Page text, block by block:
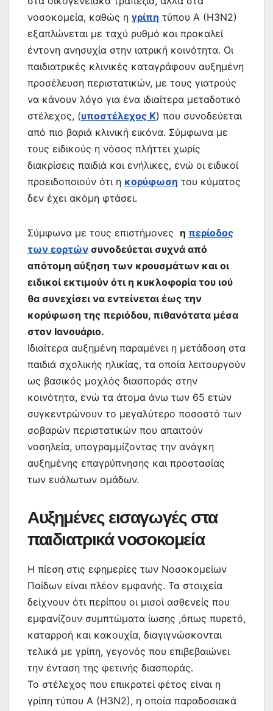
νοσοκομεία, καθώς η γρίπη τύπου Α (Η3Ν2)
εξαπλώνεται με ταχύ ρυθμό και προκαλεί
έντονη ανησυχία στην ιατρική κοινότητα. Οι
παιδιατρικές κλινικές καταγράφουν αυξημένη
προσέλευση περιστατικών, με τους γιατρούς
να κάνουν λόγο για ένα ιδιαίτερα μεταδοτικό
στέλεχος, (υποστέλεχος Κ) που συνοδεύεται
από πιο βαριά κλινική εικόνα. Σύμφωνα με
τους ειδικούς η νόσος πλήττει χωρίς
διακρίσεις παιδιά και ενήλικες, ενώ οι ειδικοί
προειδοποιούν ότι η κορύφωση του κύματος
δεν έχει ακόμη φτάσει.
Σύμφωνα με τους επιστήμονες η περίοδος
των εορτών συνοδεύεται συχνά από
απότομη αύξηση των κρουσμάτων και οι
ειδικοί εκτιμούν ότι η κυκλοφορία του ιού
θα συνεχίσει να εντείνεται έως την
κορύφωση της περιόδου, πιθανότατα μέσα
στον Ιανουάριο.
Ιδιαίτερα αυξημένη παραμένει η μετάδοση στα
παιδιά σχολικής ηλικίας, τα οποία λειτουργούν
ως βασικός μοχλός διασποράς στην
κοινότητα, ενώ τα άτομα άνω των 65 ετών
συγκεντρώνουν το μεγαλύτερο ποσοστό των
σοβαρών περιστατικών που απαιτούν
νοσηλεία, υπογραμμίζοντας την ανάγκη
αυξημένης επαγρύπνησης και προστασίας
των ευάλωτων ομάδων.
Αυξημένες εισαγωγές στα
παιδιατρικά νοσοκομεία
Η πίεση στις εφημερίες των Νοσοκομείων
Παίδων είναι πλέον εμφανής. Τα στοιχεία
δείχνουν ότι περίπου οι μισοί ασθενείς που
εμφανίζουν συμπτώματα ίωσης ,όπως πυρετό,
καταρροή και κακουχία, διαγιγνώσκονται
τελικά με γρίπη, γεγονός που επιβεβαιώνει
την ένταση της φετινής διασποράς.
Το στέλεχος που επικρατεί φέτος είναι η
γρίπη τύπου Α (Η3Ν2), η οποία παραδοσιακά